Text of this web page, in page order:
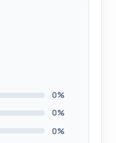
0%
0%
0%